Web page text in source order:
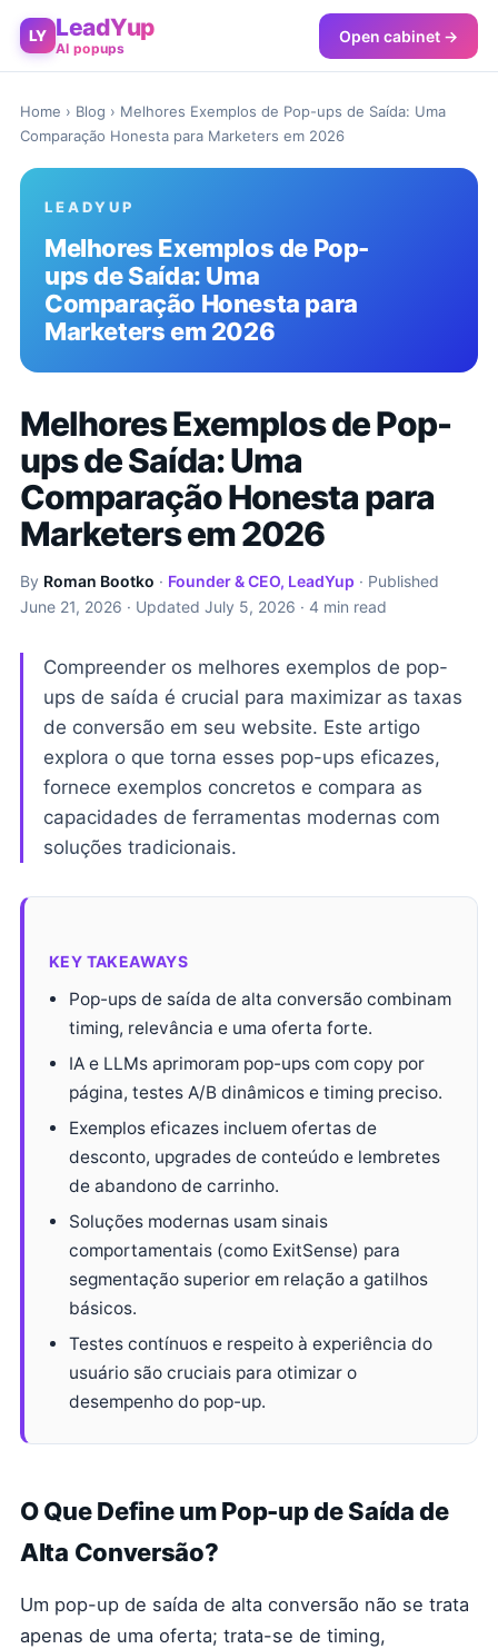
LY LeadYup
AI popups
Open cabinet →
Home › Blog › Melhores Exemplos de Pop-ups de Saída: Uma
Comparação Honesta para Marketers em 2026
LEADYUP
Melhores Exemplos de Pop-
ups de Saída: Uma
Comparação Honesta para
Marketers em 2026
Melhores Exemplos de Pop-
ups de Saída: Uma
Comparação Honesta para
Marketers em 2026
By Roman Bootko · Founder & CEO, LeadYup · Published
June 21, 2026 · Updated July 5, 2026 · 4 min read
Compreender os melhores exemplos de pop-
ups de saída é crucial para maximizar as taxas
de conversão em seu website. Este artigo
explora o que torna esses pop-ups eficazes,
fornece exemplos concretos e compara as
capacidades de ferramentas modernas com
soluções tradicionais.
KEY TAKEAWAYS
Pop-ups de saída de alta conversão combinam
timing, relevância e uma oferta forte.
IA e LLMs aprimoram pop-ups com copy por
página, testes A/B dinâmicos e timing preciso.
Exemplos eficazes incluem ofertas de
desconto, upgrades de conteúdo e lembretes
de abandono de carrinho.
Soluções modernas usam sinais
comportamentais (como ExitSense) para
segmentação superior em relação a gatilhos
básicos.
Testes contínuos e respeito à experiência do
usuário são cruciais para otimizar o
desempenho do pop-up.
O Que Define um Pop-up de Saída de
Alta Conversão?
Um pop-up de saída de alta conversão não se trata
apenas de uma oferta; trata-se de timing,